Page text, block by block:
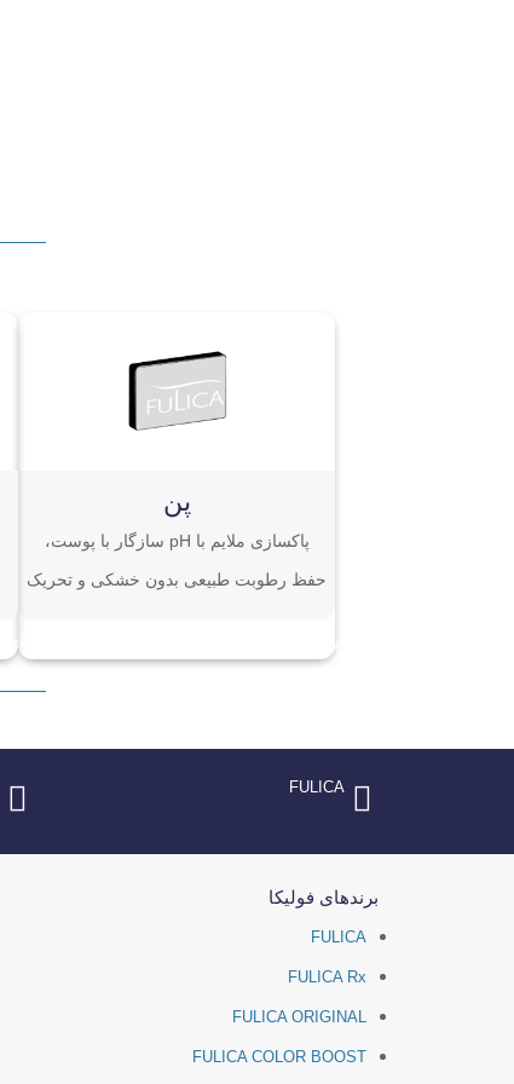
پن
پاکسازی ملایم با pH سازگار با پوست،
حفظ رطوبت طبیعی بدون خشکی و تحریک
شامپو سولفاسال؛ راه‌حل تخصصی برای
FULICA
برندهای فولیکا
FULICA
FULICA Rx
FULICA ORIGINAL
FULICA COLOR BOOST